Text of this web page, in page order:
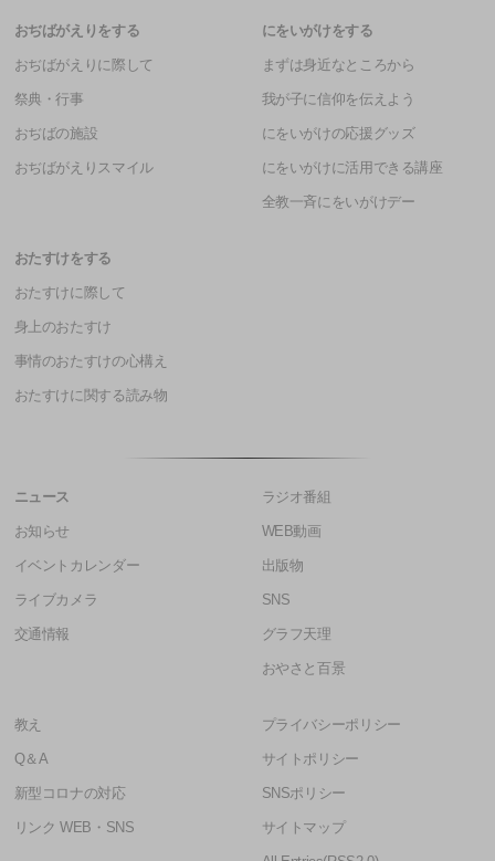
おぢばがえりをする
おぢばがえりに際して
祭典・行事
おぢばの施設
おぢばがえりスマイル
にをいがけをする
まずは身近なところから
我が子に信仰を伝えよう
にをいがけの応援グッズ
にをいがけに活用できる講座
全教一斉にをいがけデー
おたすけをする
おたすけに際して
身上のおたすけ
事情のおたすけの心構え
おたすけに関する読み物
ニュース
お知らせ
イベントカレンダー
ライブカメラ
交通情報
ラジオ番組
WEB動画
出版物
SNS
グラフ天理
おやさと百景
教え
Q＆A
新型コロナの対応
リンク WEB・SNS
プライバシーポリシー
サイトポリシー
SNSポリシー
サイトマップ